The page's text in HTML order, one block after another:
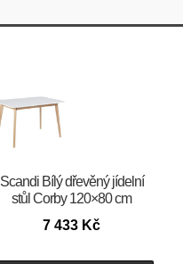
Scandi Bílý dřevěný jídelní
stůl Corby 120×80 cm
7 433 Kč